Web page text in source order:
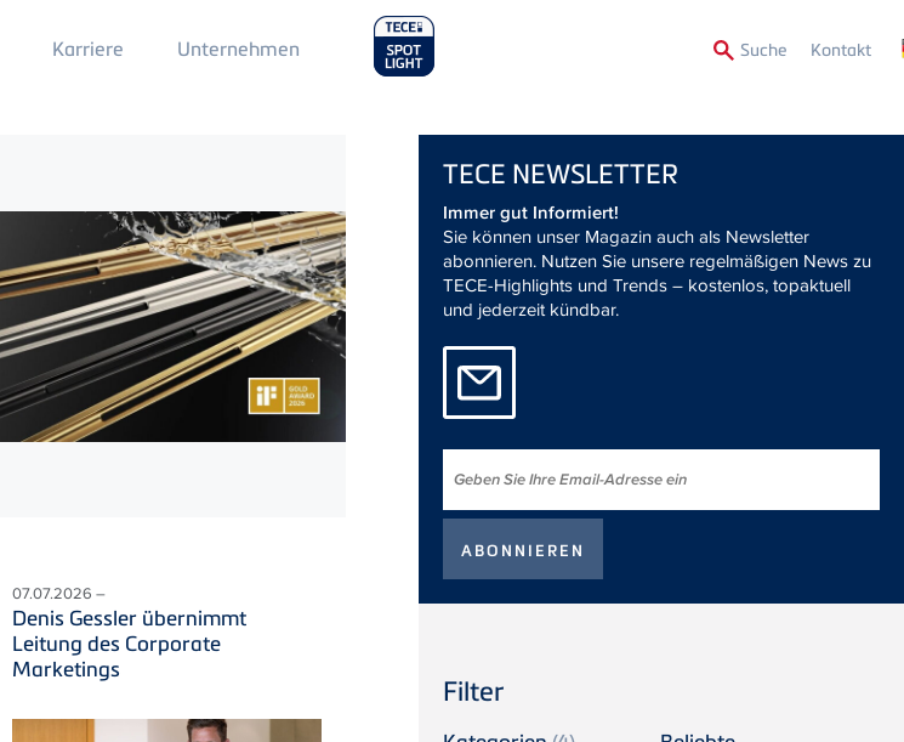
Main
Menu
Karriere Unternehmen Suche Kontakt
TECE NEWSLETTER
Immer gut Informiert!
Sie können unser Magazin auch als Newsletter
abonnieren. Nutzen Sie unsere regelmäßigen News zu
TECE-Highlights und Trends – kostenlos, topaktuell
und jederzeit kündbar.
Filter
07.07.2026 –
Denis Gessler übernimmt
Leitung des Corporate
Marketings